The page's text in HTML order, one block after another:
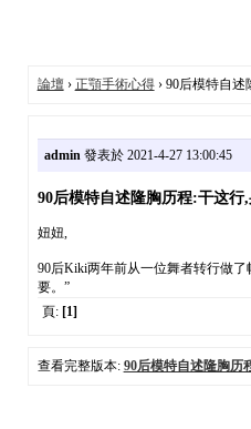
論壇› 正顎手術心得› 90后模特自述
admin發表於 2021-4-27 13:00:45
90后模特自述隆胸历程:干这行
妞妞,
90后Kiki两年前从一位舞者转行做
要。”
頁: [1]
查看完整版本: 90后模特自述隆胸历